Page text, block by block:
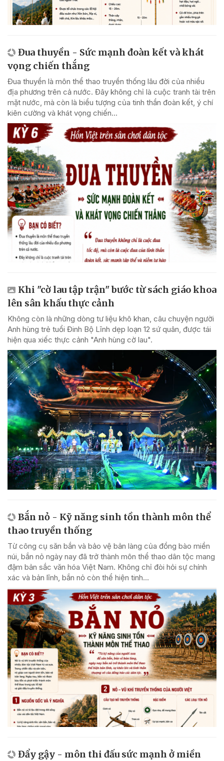
Đua thuyền - Sức mạnh đoàn kết và khát
vọng chiến thắng
Đua thuyền là môn thể thao truyền thống lâu đời của nhiều
địa phương trên cả nước. Đây không chỉ là cuộc tranh tài trên
mặt nước, mà còn là biểu tượng của tinh thần đoàn kết, ý chí
kiên cường và khát vọng chiến...
Khi "cờ lau tập trận" bước từ sách giáo khoa
lên sân khấu thực cảnh
Không còn là những dòng tư liệu khô khan, câu chuyện người
Anh hùng trẻ tuổi Đinh Bộ Lĩnh dẹp loạn 12 sứ quân, được tái
hiện qua xiếc thực cảnh "Anh hùng cờ lau".
Bắn nỏ - Kỹ năng sinh tồn thành môn thể
thao truyền thống
Từ công cụ săn bắn và bảo vệ bản làng của đồng bào miền
núi, bắn nỏ ngày nay đã trở thành môn thể thao dân tộc mang
đậm bản sắc văn hóa Việt Nam. Không chỉ đòi hỏi sự chính
xác và bản lĩnh, bắn nỏ còn thể hiện tinh...
Đẩy gậy - môn thi đấu sức mạnh ở miền